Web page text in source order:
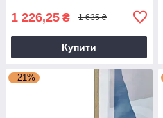
1 226,25 ₴ 1 635 ₴
Купити
–21%